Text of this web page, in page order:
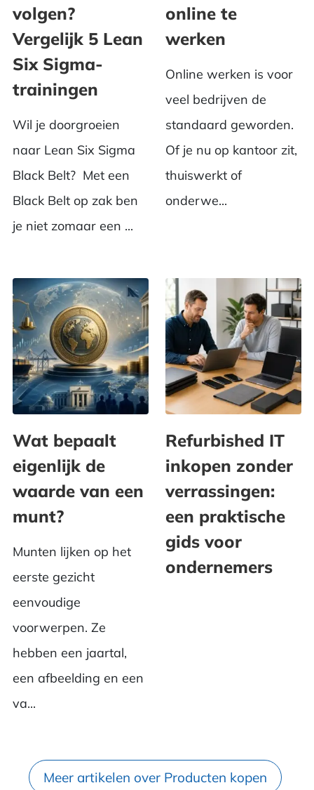
volgen?
Vergelijk 5 Lean
Six Sigma-
trainingen
Wil je doorgroeien
naar Lean Six Sigma
Black Belt? Met een
Black Belt op zak ben
je niet zomaar een ...
online te
werken
Online werken is voor
veel bedrijven de
standaard geworden.
Of je nu op kantoor zit,
thuiswerkt of
onderwe...
Wat bepaalt
eigenlijk de
waarde van een
munt?
Munten lijken op het
eerste gezicht
eenvoudige
voorwerpen. Ze
hebben een jaartal,
een afbeelding en een
va...
Refurbished IT
inkopen zonder
verrassingen:
een praktische
gids voor
ondernemers
Meer artikelen over Producten kopen